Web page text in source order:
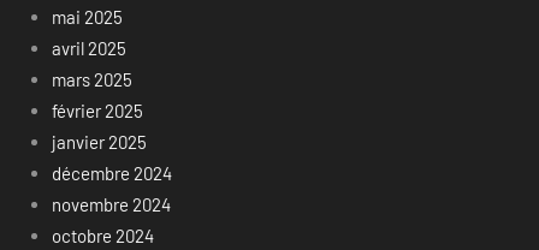
mai 2025
avril 2025
mars 2025
février 2025
janvier 2025
décembre 2024
novembre 2024
octobre 2024